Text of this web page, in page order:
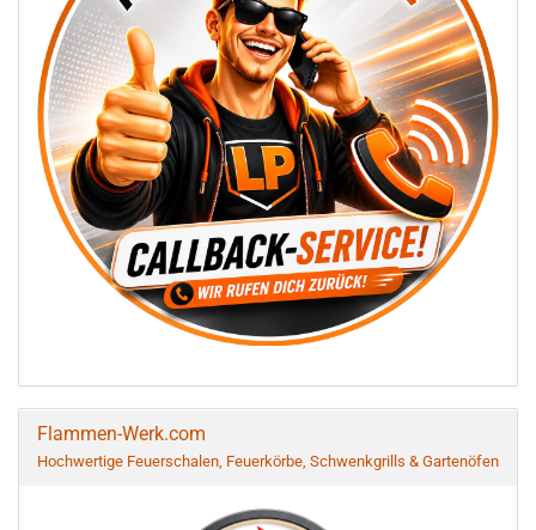
Flammen-Werk.com
Hochwertige Feuerschalen, Feuerkörbe, Schwenkgrills & Gartenöfen